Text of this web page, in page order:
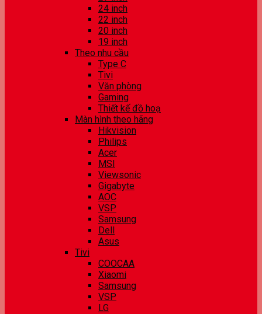
24 inch
22 inch
20 inch
19 inch
Theo nhu cầu
Type C
Tivi
Văn phòng
Gaming
Thiết kế đồ hoạ
Màn hình theo hãng
Hikvision
Philips
Acer
MSI
Viewsonic
Gigabyte
AOC
VSP
Samsung
Dell
Asus
Tivi
COOCAA
Xiaomi
Samsung
VSP
LG